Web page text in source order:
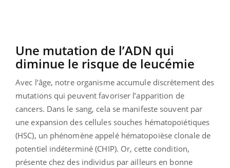
Une mutation de l’ADN qui
diminue le risque de leucémie
Avec l’âge, notre organisme accumule discrètement des
mutations qui peuvent favoriser l’apparition de
cancers. Dans le sang, cela se manifeste souvent par
une expansion des cellules souches hématopoïétiques
(HSC), un phénomène appelé hématopoïèse clonale de
potentiel indéterminé (CHIP). Or, cette condition,
présente chez des individus par ailleurs en bonne